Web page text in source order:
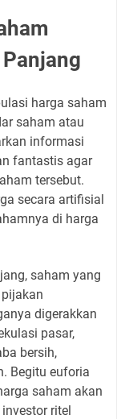
harga saham
saham atau
informasi
fantastis agar
tersebut.
secara artifisial
di harga
saham yang
digerakkan
pasar,
bersih,
Begitu euforia
saham akan
ritel